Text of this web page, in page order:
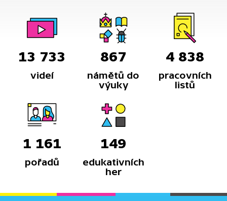
13 733
videí
867
námětů do
výuky
4 838
pracovních
listů
1 161
pořadů
149
edukativních
her